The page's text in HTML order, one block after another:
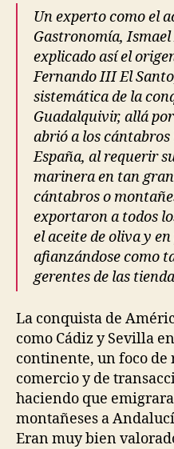
Un experto como el
Gastronomía,
explicado así el
Fernando III El
sistemática de la
Guadalquivir, allá
abrió a los
España, al requerir
marinera en tan
cántabros o
exportaron a todos
el aceite de oliva y
afianzándose como
gerentes de las
La conquista de
como Cádiz y Sevilla
continente, un foco de
comercio y de
haciendo que
montañeses a
Eran muy bien